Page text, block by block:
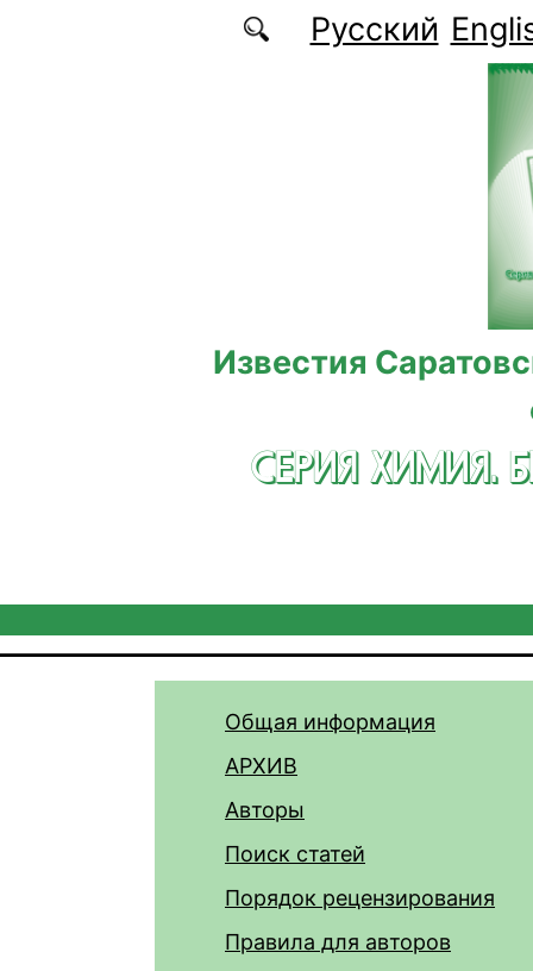
Перейти к основному содержаниюРусский
Известия
СЕРИЯ ХИМИЯ.
Общая информация
АРХИВ
Авторы
Поиск статей
Порядок рецензирования
Правила для авторов